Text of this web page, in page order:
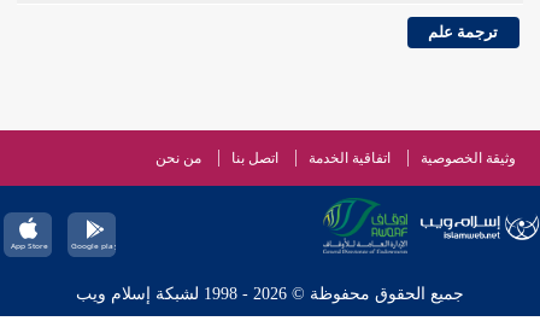
ترجمة علم
وثيقة الخصوصية اتفاقية الخدمة اتصل بنا من نحن
جميع الحقوق محفوظة © 2026 - 1998 لشبكة إسلام ويب